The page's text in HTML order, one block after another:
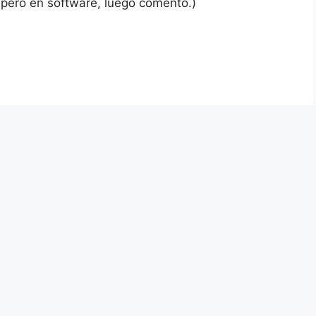
en software, luego comento.)